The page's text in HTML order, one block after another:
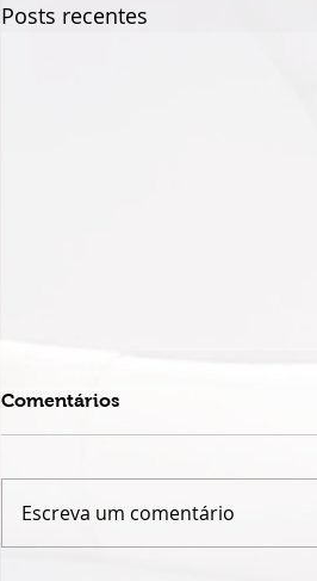
Posts recentes
Comentários
Escreva um comentário